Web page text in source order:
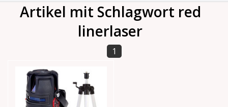
Artikel mit Schlagwort red
linerlaser
1